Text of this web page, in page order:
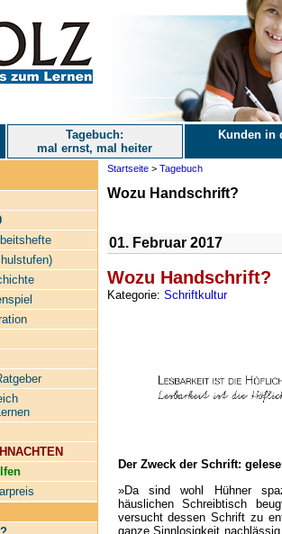
Tagebuch:
mal ernst, mal heiter
Kunden in
Startseite> Tagebuch
Wozu Handschrift?
01. Februar 2017
Wozu Handschrift?
Kategorie: Schriftkultur
Der Zweck der Schrift:
»Da sind wohl Hühner
häuslichen Schreibtisch
versucht dessen Schrift zu
ganze Sinnlosigkeit